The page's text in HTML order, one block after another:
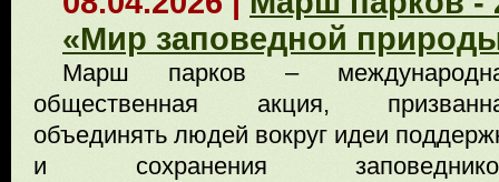
«Мир заповедной
Марш парков –
общественная акция,
объединять людей вокруг идеи
и сохранения